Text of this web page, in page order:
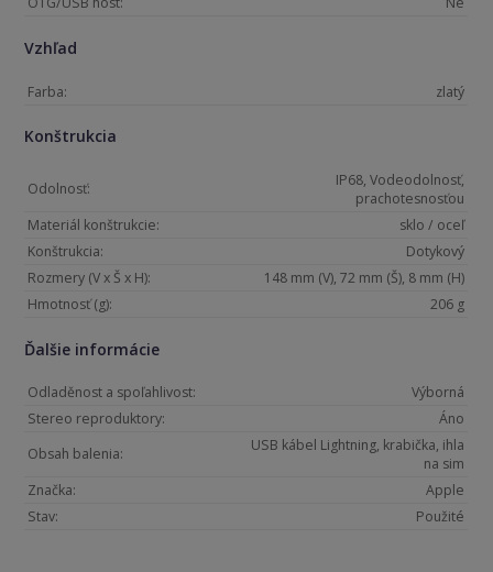
Vzhľad
Farba: zlatý
Konštrukcia
Odolnosť:
IP68, Vodeodolnosť,
prachotesnosťou
Materiál konštrukcie:
sklo / oceľ
Konštrukcia:
Dotykový
Rozmery (V x Š x H):
148 mm (V), 72 mm (Š), 8 mm (H)
Hmotnosť (g):
206 g
Ďalšie informácie
Odladěnost a spoľahlivost:
Výborná
Stereo reproduktory:
Áno
Obsah balenia:
USB kábel Lightning, krabička, ihla
na sim
Značka:
Apple
Stav:
Použité